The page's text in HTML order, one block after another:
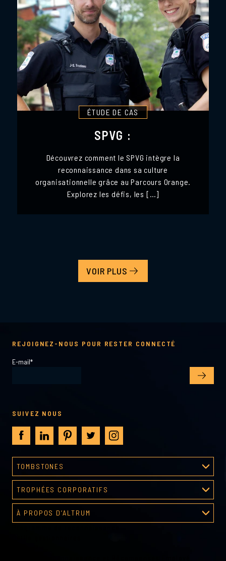
ÉTUDE DE CAS
SPVG :
Découvrez comment le SPVG intègre la
reconnaissance dans sa culture
organisationnelle grâce au Parcours Orange.
Explorez les défis, les […]
VOIR PLUS
TOMBSTONES
Processus de création
Galerie tombstones
TROPHÉES CORPORATIFS
Galerie de récompenses
À PROPOS D’ALTRUM
REJOIGNEZ-NOUS POUR RESTER CONNECTÉ
E-mail*
SUIVEZ NOUS